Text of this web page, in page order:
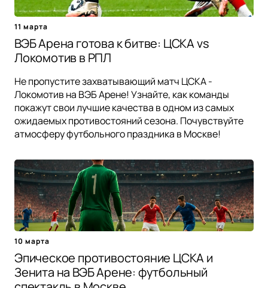
11 марта
ВЭБ Арена готова к битве: ЦСКА vs
Локомотив в РПЛ
Не пропустите захватывающий матч ЦСКА -
Локомотив на ВЭБ Арене! Узнайте, как команды
покажут свои лучшие качества в одном из самых
ожидаемых противостояний сезона. Почувствуйте
атмосферу футбольного праздника в Москве!
10 марта
Эпическое противостояние ЦСКА и
Зенита на ВЭБ Арене: футбольный